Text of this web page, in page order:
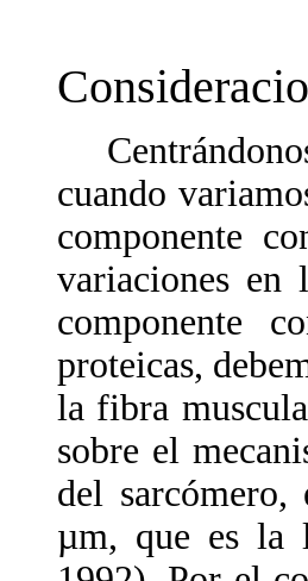
cuando
componente
variaciones
componente
proteicas,
la fibra
sobre el
del sarcómero,
µm, que es la